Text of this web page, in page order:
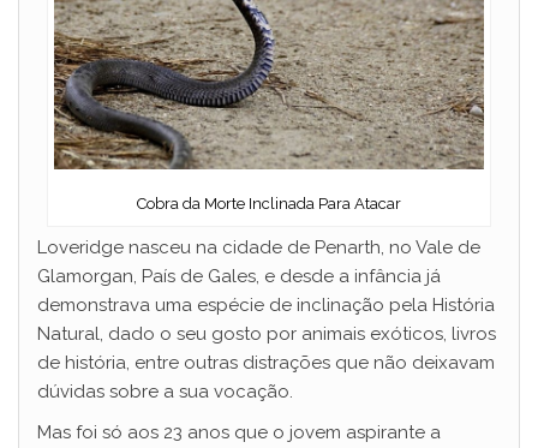
Cobra da Morte Inclinada Para Atacar
Loveridge nasceu na cidade de Penarth, no Vale de
Glamorgan, País de Gales, e desde a infância já
demonstrava uma espécie de inclinação pela História
Natural, dado o seu gosto por animais exóticos, livros
de história, entre outras distrações que não deixavam
dúvidas sobre a sua vocação.
Mas foi só aos 23 anos que o jovem aspirante a